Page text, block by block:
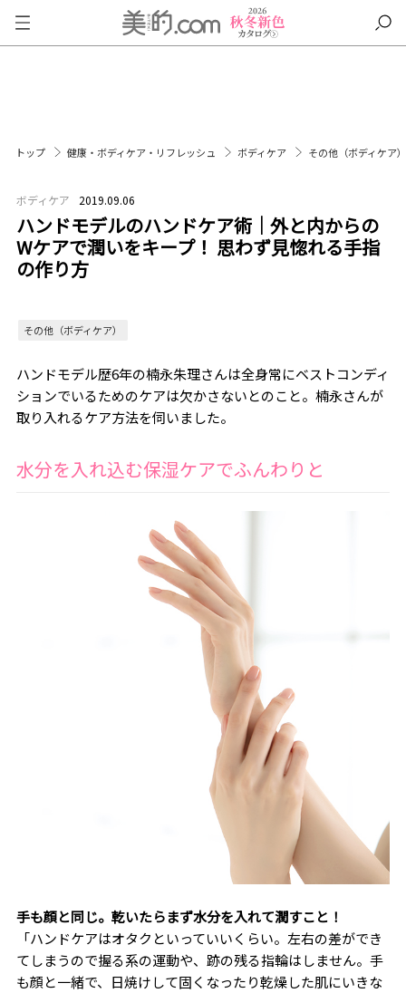
トップ 健康・ボディケア・リフレッシュ ボディケア その他（ボディケア
ボディケア 2019.09.06
ハンドモデルのハンドケア術｜外と内からの
Wケアで潤いをキープ！ 思わず見惚れる手指
の作り方
その他（ボディケア）
ハンドモデル歴6年の楠永朱理さんは全身常にベストコンディ
ションでいるためのケアは欠かさないとのこと。楠永さんが
取り入れるケア方法を伺いました。
水分を入れ込む保湿ケアでふんわりと
手も顔と同じ。乾いたらまず水分を入れて潤すこと！
「ハンドケアはオタクといっていいくらい。左右の差ができ
てしまうので握る系の運動や、跡の残る指輪はしません。手
も顔と一緒で、日焼けして固くなったり乾燥した肌にいきな